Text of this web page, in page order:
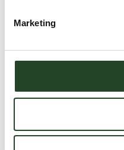
Marketing